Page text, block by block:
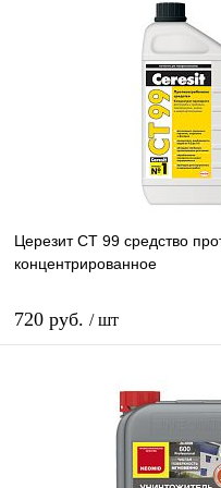
В
Купить в 1 клик
Церезит CТ 99 средство
концентрированное
720 руб. / шт
В
Купить в 1 клик